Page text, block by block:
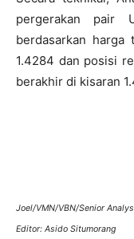
pergerakan pair
berdasarkan
1.4284 dan posisi
berakhir di kisaran
Joel/VMN/VBN/Senior
Editor: Asido Situmorang